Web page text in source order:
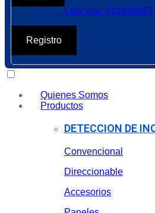
Lost your password?
Registro
Quienes Somos
Productos
DETECCION DE
Convencional
Direccionable
Accesorios